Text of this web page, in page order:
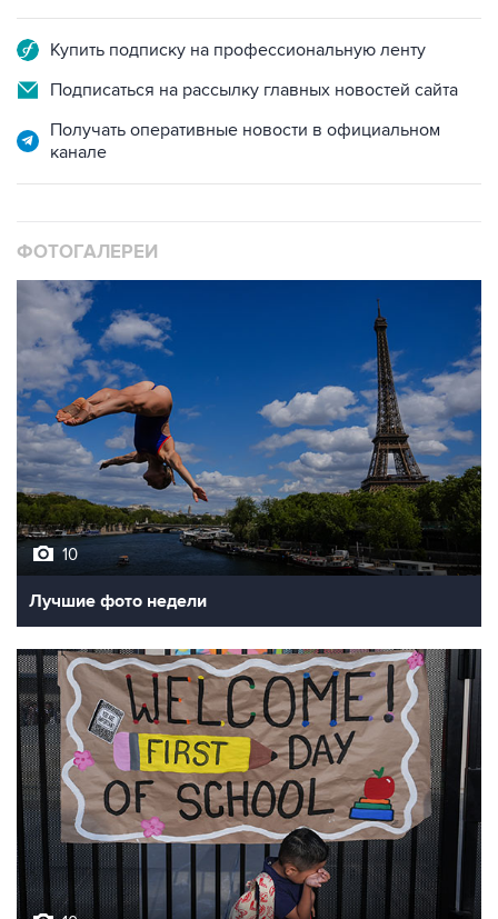
Купить подписку на профессиональную ленту
Подписаться на рассылку главных новостей сайта
Получать оперативные новости в официальном
канале
ФОТОГАЛЕРЕИ
10
Лучшие фото недели